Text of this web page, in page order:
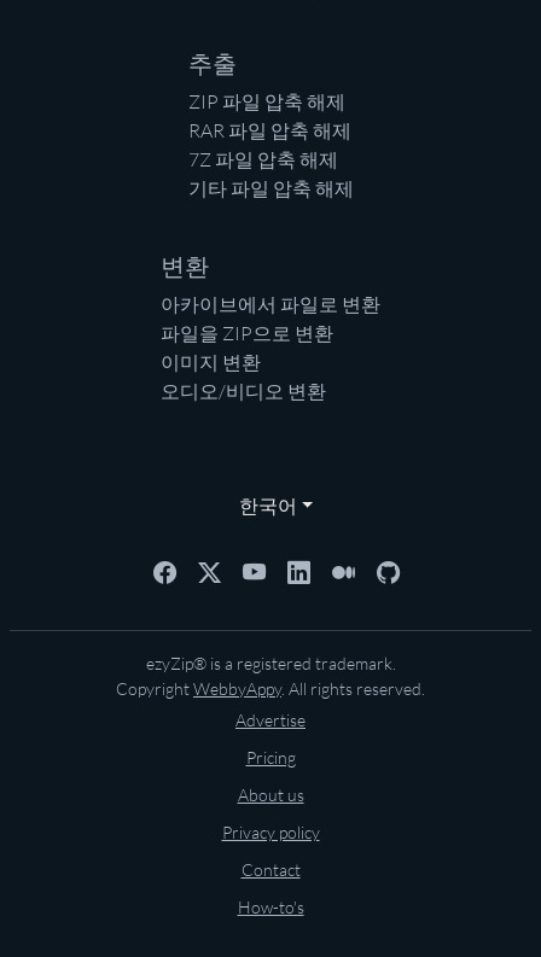
추출
ZIP 파일 압축 해제
RAR 파일 압축 해제
7Z 파일 압축 해제
기타 파일 압축 해제
변환
아카이브에서 파일로 변환
파일을 ZIP으로 변환
이미지 변환
오디오/비디오 변환
한국어
ezyZip® is a registered trademark.
CopyrightWebbyAppy. All rights reserved.
Advertise
Pricing
About us
Privacy policy
Contact
How-to's